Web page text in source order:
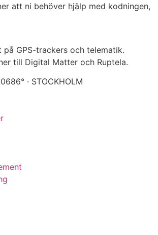
att ni behöver hjälp med kodningen,
på GPS-trackers och telematik.
till Digital Matter och Ruptela.
· STOCKHOLM